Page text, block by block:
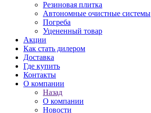
Резиновая плитка
Автономные очистные системы
Погреба
Уцененный товар
Акции
Как стать дилером
Доставка
Где купить
Контакты
О компании
Назад
О компании
Новости